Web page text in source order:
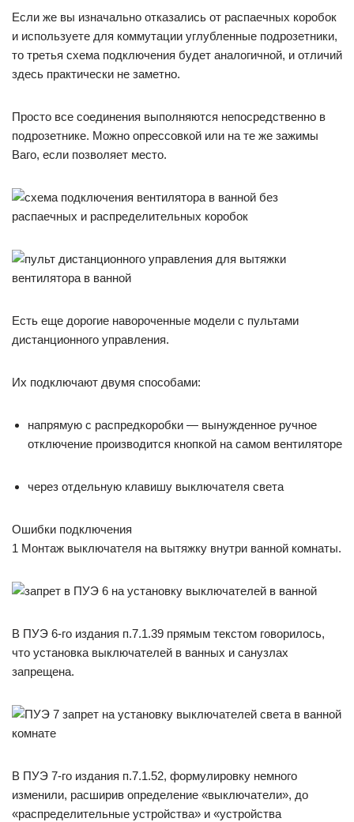
Если же вы изначально отказались от распаечных коробок
и используете для коммутации углубленные подрозетники,
то третья схема подключения будет аналогичной, и отличий
здесь практически не заметно.
Просто все соединения выполняются непосредственно в
подрозетнике. Можно опрессовкой или на те же зажимы
Ваго, если позволяет место.
Есть еще дорогие навороченные модели с пультами
дистанционного управления.
Их подключают двумя способами:
напрямую с распредкоробки — вынужденное ручное
отключение производится кнопкой на самом вентиляторе
через отдельную клавишу выключателя света
Ошибки подключения
1 Монтаж выключателя на вытяжку внутри ванной комнаты.
В ПУЭ 6-го издания п.7.1.39 прямым текстом говорилось,
что установка выключателей в ванных и санузлах
запрещена.
В ПУЭ 7-го издания п.7.1.52, формулировку немного
изменили, расширив определение «выключатели», до
«распределительные устройства» и «устройства